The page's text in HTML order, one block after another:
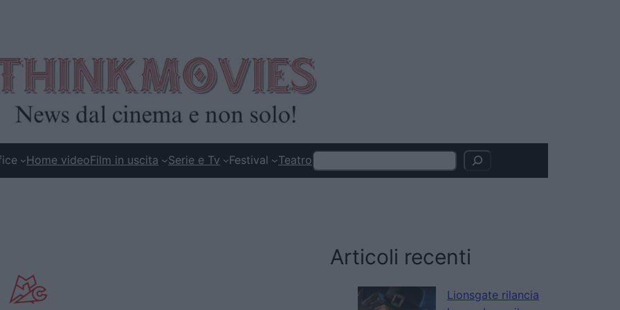
Home videoFilm in uscita Serie e Tv Festival TeatroSearch
Articoli recenti
Lionsgate rilancia